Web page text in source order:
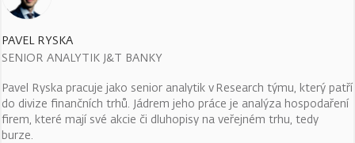
PAVEL RYSKA
SENIOR ANALYTIK J&T BANKY
Pavel Ryska pracuje jako senior analytik v Research týmu, který patří
do divize finančních trhů. Jádrem jeho práce je analýza hospodaření
firem, které mají své akcie či dluhopisy na veřejném trhu, tedy
burze.